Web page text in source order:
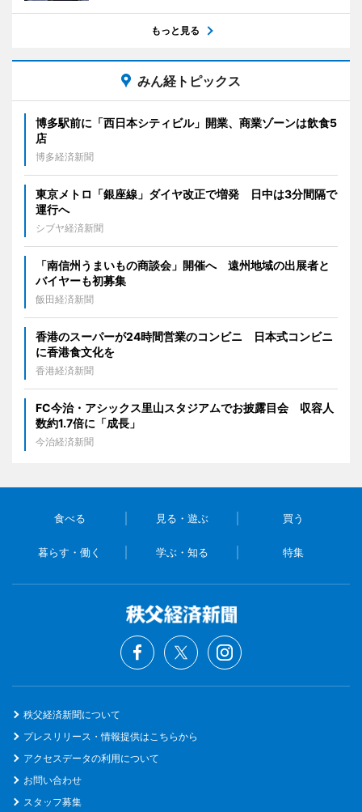
もっと見る
みん経トピックス
博多駅前に「西日本シティビル」開業、商業ゾーンは飲食5
店
博多経済新聞
東京メトロ「銀座線」ダイヤ改正で増発 日中は3分間隔で
運行へ
シブヤ経済新聞
「南信州うまいもの商談会」開催へ 遠州地域の出展者と
バイヤーも初募集
飯田経済新聞
香港のスーパーが24時間営業のコンビニ 日本式コンビニ
に香港食文化を
香港経済新聞
FC今治・アシックス里山スタジアムでお披露目会 収容人
数約1.7倍に「成長」
今治経済新聞
食べる 見る・遊ぶ 買う
暮らす・働く 学ぶ・知る 特集
秩父経済新聞について
プレスリリース・情報提供はこちらから
アクセスデータの利用について
お問い合わせ
スタッフ募集